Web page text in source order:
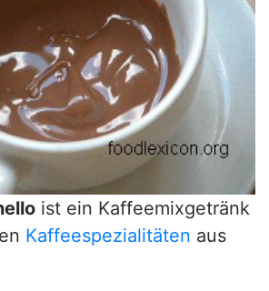
ist ein Kaffeemixgetränk
Kaffeespezialitäten aus